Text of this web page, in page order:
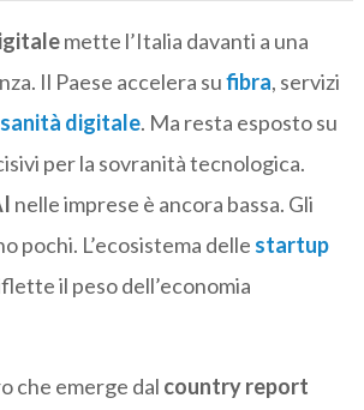
mette l’Italia davanti a una
Il Paese accelera sufibra, servizi
sanità digitale. Ma resta esposto su
per la sovranità tecnologica.
nelle imprese è ancora bassa. Gli
pochi. L’ecosistema delle startup
il peso dell’economia
che emerge dal country report